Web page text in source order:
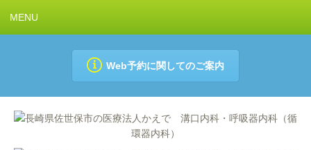
Web予約に関してのご案内
MENU